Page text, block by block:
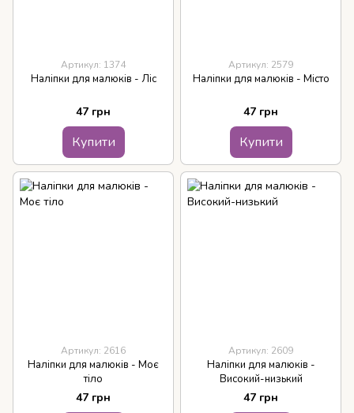
Артикул: 1374
Наліпки для малюків - Ліс
47 грн
Купити
Артикул: 2579
Наліпки для малюків - Місто
47 грн
Купити
Артикул: 2616
Наліпки для малюків - Моє
тіло
47 грн
Артикул: 2609
Наліпки для малюків -
Високий-низький
47 грн